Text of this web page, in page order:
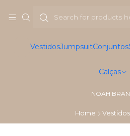
VestidosJumpsuitConjuntos
Calças
NOAH
Home Vestidos